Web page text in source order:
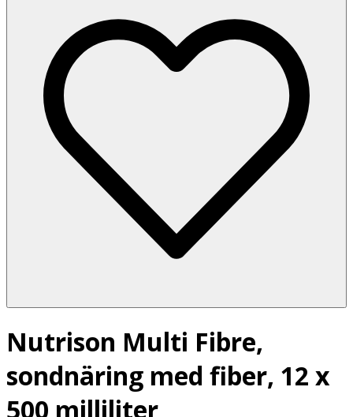
Nutrison Multi Fibre,
sondnäring med fiber, 12 x
500 milliliter